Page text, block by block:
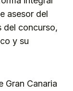
asesor del
del concurso,
y su
Gran Canaria